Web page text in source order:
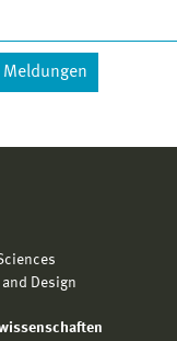
Design